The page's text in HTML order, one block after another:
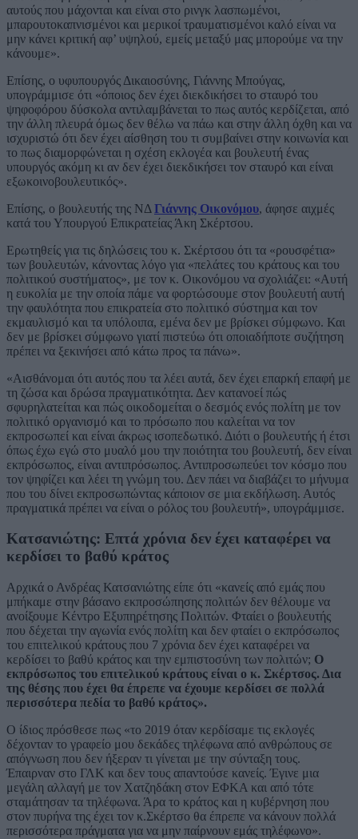
αυτούς που μάχονται και είναι στο ρινγκ λασπωμένοι,
μπαρουτοκαπνισμένοι και μερικοί τραυματισμένοι καλό είναι να
μην κάνει κριτική αφ’ υψηλού, εμείς μεταξύ μας μπορούμε να την
κάνουμε».
Επίσης, ο υφυπουργός Δικαιοσύνης, Γιάννης Μπούγας,
υπογράμμισε ότι «όποιος δεν έχει διεκδικήσει το σταυρό του
ψηφοφόρου δύσκολα αντιλαμβάνεται το πως αυτός κερδίζεται, από
την άλλη πλευρά όμως δεν θέλω να πάω και στην άλλη όχθη και να
ισχυριστώ ότι δεν έχει αίσθηση του τι συμβαίνει στην κοινωνία και
το πως διαμορφώνεται η σχέση εκλογέα και βουλευτή ένας
υπουργός ακόμη κι αν δεν έχει διεκδικήσει τον σταυρό και είναι
εξωκοινοβουλευτικός».
Επίσης, ο βουλευτής της ΝΔ Γιάννης Οικονόμου, άφησε αιχμές
κατά του Υπουργού Επικρατείας Άκη Σκέρτσου.
Ερωτηθείς για τις δηλώσεις του κ. Σκέρτσου ότι τα «ρουσφέτια»
των βουλευτών, κάνοντας λόγο για «πελάτες του κράτους και του
πολιτικού συστήματος», με τον κ. Οικονόμου να σχολιάζει: «Αυτή
η ευκολία με την οποία πάμε να φορτώσουμε στον βουλευτή αυτή
την φαυλότητα που επικρατεία στο πολιτικό σύστημα και τον
εκμαυλισμό και τα υπόλοιπα, εμένα δεν με βρίσκει σύμφωνο. Και
δεν με βρίσκει σύμφωνο γιατί πιστεύω ότι οποιαδήποτε συζήτηση
πρέπει να ξεκινήσει από κάτω προς τα πάνω».
«Αισθάνομαι ότι αυτός που τα λέει αυτά, δεν έχει επαρκή επαφή με
τη ζώσα και δρώσα πραγματικότητα. Δεν κατανοεί πώς
σφυρηλατείται και πώς οικοδομείται ο δεσμός ενός πολίτη με τον
πολιτικό οργανισμό και το πρόσωπο που καλείται να τον
εκπροσωπεί και είναι άκρως ισοπεδωτικό. Διότι ο βουλευτής ή έτσι
όπως έχω εγώ στο μυαλό μου την ποιότητα του βουλευτή, δεν είναι
εκπρόσωπος, είναι αντιπρόσωπος. Αντιπροσωπεύει τον κόσμο που
τον ψηφίζει και λέει τη γνώμη του. Δεν πάει να διαβάζει το μήνυμα
που του δίνει εκπροσωπώντας κάποιον σε μια εκδήλωση. Αυτός
πραγματικά πρέπει να είναι ο ρόλος του βουλευτή», υπογράμμισε.
Κατσανιώτης: Επτά χρόνια δεν έχει καταφέρει να
κερδίσει το βαθύ κράτος
Αρχικά ο Ανδρέας Κατσανιώτης είπε ότι «κανείς από εμάς που
μπήκαμε στην βάσανο εκπροσώπησης πολιτών δεν θέλουμε να
ανοίξουμε Κέντρο Εξυπηρέτησης Πολιτών. Φταίει ο βουλευτής
που δέχεται την αγωνία ενός πολίτη και δεν φταίει ο εκπρόσωπος
του επιτελικού κράτους που 7 χρόνια δεν έχει καταφέρει να
κερδίσει το βαθύ κράτος και την εμπιστοσύνη των πολιτών; Ο
εκπρόσωπος του επιτελικού κράτους είναι ο κ. Σκέρτσος. Δια
της θέσης που έχει θα έπρεπε να έχουμε κερδίσει σε πολλά
περισσότερα πεδία το βαθύ κράτος».
Ο ίδιος πρόσθεσε πως «το 2019 όταν κερδίσαμε τις εκλογές
δέχονταν το γραφείο μου δεκάδες τηλέφωνα από ανθρώπους σε
απόγνωση που δεν ήξεραν τι γίνεται με την σύνταξη τους.
Έπαιρναν στο ΓΛΚ και δεν τους απαντούσε κανείς. Έγινε μια
μεγάλη αλλαγή με τον Χατζηδάκη στον ΕΦΚΑ και από τότε
σταμάτησαν τα τηλέφωνα. Άρα το κράτος και η κυβέρνηση που
στον πυρήνα της έχει τον κ.Σκέρτσο θα έπρεπε να κάνουν πολλά
περισσότερα πράγματα για να μην παίρνουν εμάς τηλέφωνο».